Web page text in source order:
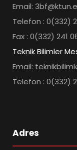
Email:
Telefon : 0(332)
Fax : 0(332) 241
Teknik Bilimler
Email:
Telefon : 0(332)
Adres